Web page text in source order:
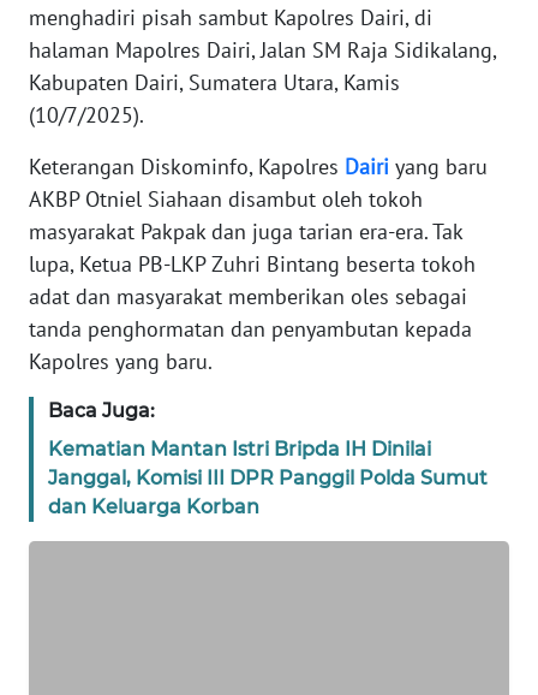
menghadiri pisah sambut Kapolres Dairi, di
halaman Mapolres Dairi, Jalan SM Raja Sidikalang,
Kabupaten Dairi, Sumatera Utara, Kamis
(10/7/2025).
Keterangan Diskominfo, Kapolres Dairi yang baru
AKBP Otniel Siahaan disambut oleh tokoh
masyarakat Pakpak dan juga tarian era-era. Tak
lupa, Ketua PB-LKP Zuhri Bintang beserta tokoh
adat dan masyarakat memberikan oles sebagai
tanda penghormatan dan penyambutan kepada
Kapolres yang baru.
Baca Juga:
Kematian Mantan Istri Bripda IH Dinilai
Janggal, Komisi III DPR Panggil Polda Sumut
dan Keluarga Korban
KARIR
DISCLAIMER
Wahana
News
Regional
WN
SUMUT
WN
WN
JABAR
WN